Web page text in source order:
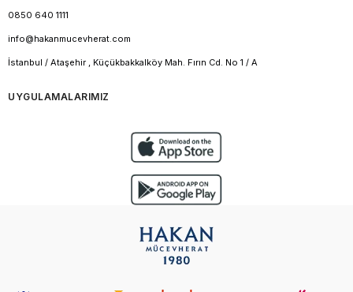
0850 640 1111
info@hakanmucevherat.com
İstanbul / Ataşehir , Küçükbakkalköy Mah. Fırın Cd. No 1 / A
UYGULAMALARIMIZ